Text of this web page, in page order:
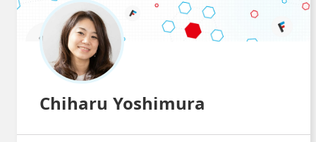
Chiharu Yoshimura